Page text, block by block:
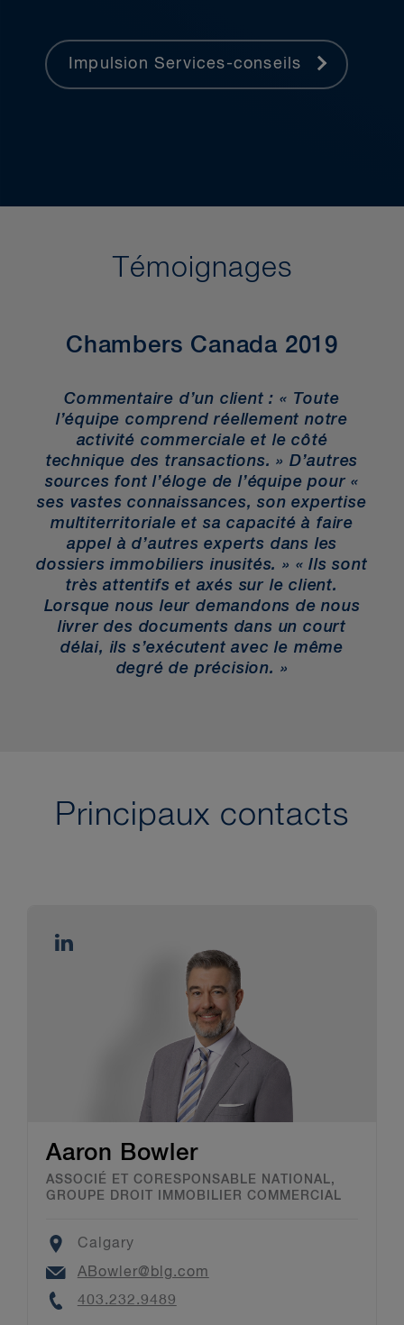
Impulsion Services-conseils
Témoignages
Chambers Canada 2019
Commentaire d’un client : « Toute
l’équipe comprend réellement notre
activité commerciale et le côté
technique des transactions. » D’autres
sources font l’éloge de l’équipe pour «
ses vastes connaissances, son expertise
multiterritoriale et sa capacité à faire
appel à d’autres experts dans les
dossiers immobiliers inusités. » « Ils sont
très attentifs et axés sur le client.
Lorsque nous leur demandons de nous
livrer des documents dans un court
délai, ils s’exécutent avec le même
degré de précision. »
Principaux contacts
Aaron Bowler
ASSOCIÉ ET CORESPONSABLE NATIONAL,
GROUPE DROIT IMMOBILIER COMMERCIAL
Location
Calgary
Email
ABowler@blg.com
Phone
403.232.9489